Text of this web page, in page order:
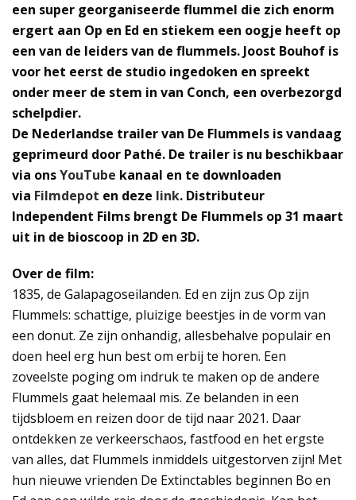
een super georganiseerde flummel die zich enorm
ergert aan Op en Ed en stiekem een oogje heeft op
een van de leiders van de flummels. Joost Bouhof is
voor het eerst de studio ingedoken en spreekt
onder meer de stem in van Conch, een overbezorgd
schelpdier.
De Nederlandse trailer van De Flummels is vandaag
geprimeurd door Pathé. De trailer is nu beschikbaar
via onsYouTube kanaal en te downloaden
via Filmdepot en deze link. Distributeur
Independent Films brengt De Flummels op 31 maart
uit in de bioscoop in 2D en 3D.
Over de film:
1835, de Galapagoseilanden. Ed en zijn zus Op zijn
Flummels: schattige, pluizige beestjes in de vorm van
een donut. Ze zijn onhandig, allesbehalve populair en
doen heel erg hun best om erbij te horen. Een
zoveelste poging om indruk te maken op de andere
Flummels gaat helemaal mis. Ze belanden in een
tijdsbloem en reizen door de tijd naar 2021. Daar
ontdekken ze verkeerschaos, fastfood en het ergste
van alles, dat Flummels inmiddels uitgestorven zijn! Met
hun nieuwe vrienden De Extinctables beginnen Bo en